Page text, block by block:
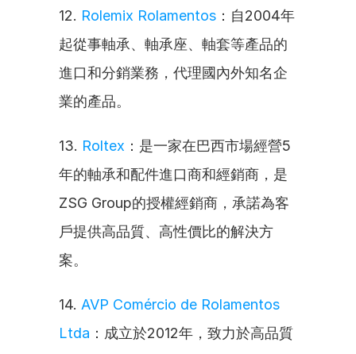
12. Rolemix Rolamentos ：自2004年
起從事軸承、軸承座、軸套等產品的
進口和分銷業務，代理國內外知名企
業的產品。
13. Roltex ：是一家在巴西市場經營5
年的軸承和配件進口商和經銷商，是
ZSG Group的授權經銷商，承諾為客
戶提供高品質、高性價比的解決方
案。
14. AVP Comércio de Rolamentos
Ltda ：成立於2012年，致力於高品質